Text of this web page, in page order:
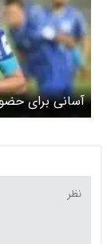
آسانی برای